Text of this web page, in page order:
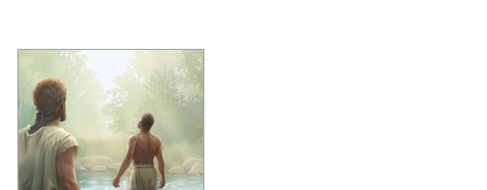
Wilayah
dengan
Pengawas
Wilayah
2025-
Wilayah
dengan
Pengawas
Wilayah
2025-
Pengawas
Wilayah
2025-
2026